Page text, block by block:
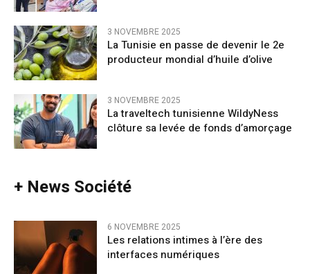
3 NOVEMBRE 2025
La Tunisie en passe de devenir le 2e
producteur mondial d’huile d’olive
3 NOVEMBRE 2025
La traveltech tunisienne WildyNess
clôture sa levée de fonds d’amorçage
+ News Société
6 NOVEMBRE 2025
Les relations intimes à l’ère des
interfaces numériques